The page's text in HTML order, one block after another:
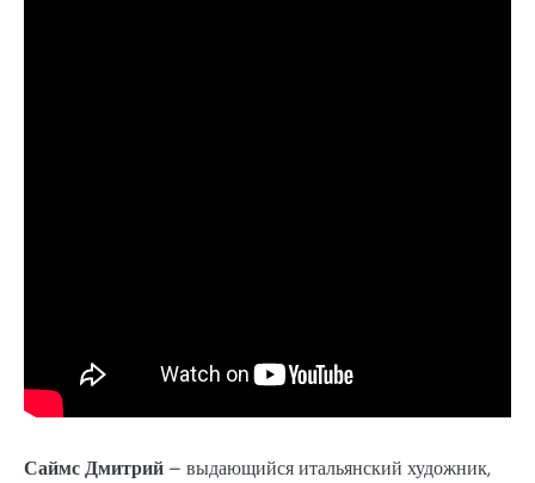
Саймс Дмитрий – выдающийся итальянский художник,